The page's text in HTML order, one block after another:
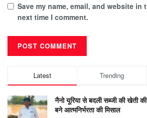
Save my name, email, and website in
next time I comment.
Latest Trending
नैनो यूरिया से बदली सब्जी की खेती
बने आत्मनिर्भरता की मिसाल